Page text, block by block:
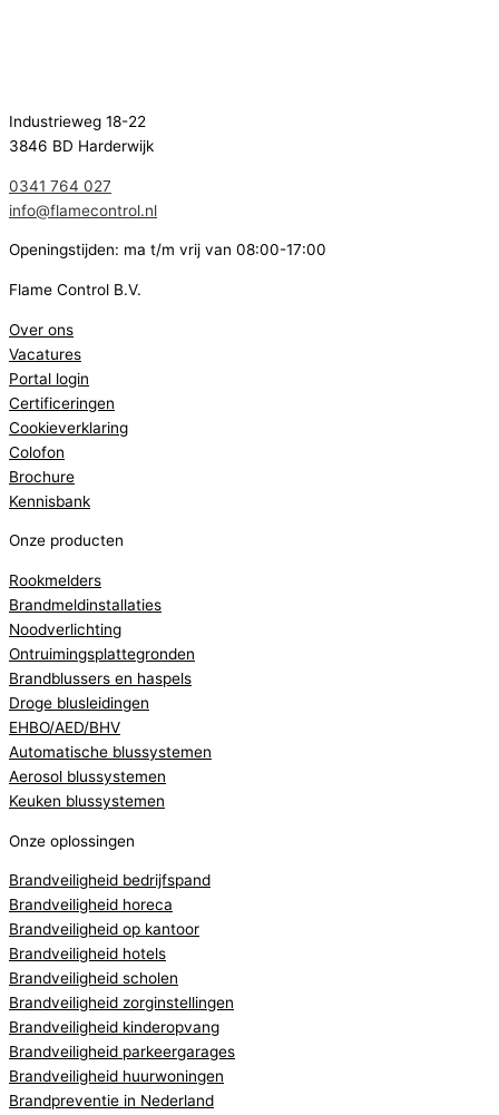
Industrieweg 18-22
3846 BD Harderwijk
0341 764 027
info@flamecontrol.nl
Openingstijden: ma t/m vrij van 08:00-17:00
Flame Control B.V.
Over ons
Vacatures
Portal login
Certificeringen
Cookieverklaring
Colofon
Brochure
Kennisbank
Onze producten
Rookmelders
Brandmeldinstallaties
Noodverlichting
Ontruimingsplattegronden
Brandblussers en haspels
Droge blusleidingen
EHBO/AED/BHV
Automatische blussystemen
Aerosol blussystemen
Keuken blussystemen
Onze oplossingen
Brandveiligheid bedrijfspand
Brandveiligheid horeca
Brandveiligheid op kantoor
Brandveiligheid hotels
Brandveiligheid scholen
Brandveiligheid zorginstellingen
Brandveiligheid kinderopvang
Brandveiligheid parkeergarages
Brandveiligheid huurwoningen
Brandpreventie in Nederland